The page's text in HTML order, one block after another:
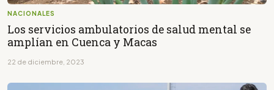
NACIONALES
Los servicios ambulatorios de salud mental se
amplían en Cuenca y Macas
22 de diciembre, 2023